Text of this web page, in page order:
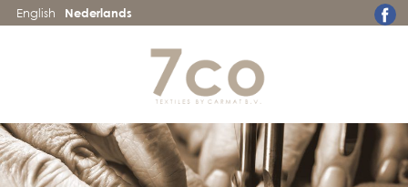
English Nederlands